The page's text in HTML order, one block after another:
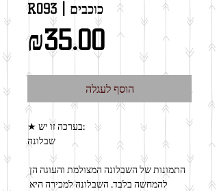
R093 | כוכבים
₪35.00מחיר
הוסף לעגלה
★ בערכה זו יש:
שבלונה